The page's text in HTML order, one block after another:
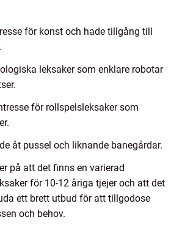
för konst och hade tillgång till
leksaker som enklare robotar
för rollspelsleksaker som
åt pussel och liknande banegårdar.
på att det finns en varierad
för 10-12 åriga tjejer och att det
ett brett utbud för att tillgodose
och behov.